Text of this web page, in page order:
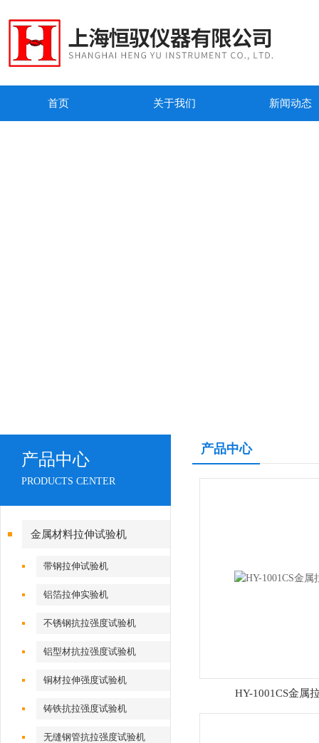
首页 关于我们 新闻动态
产品中心
PRODUCTS CENTER
金属材料拉伸试验机
带钢拉伸试验机
铝箔拉伸实验机
不锈钢抗拉强度试验机
铝型材抗拉强度试验机
铜材拉伸强度试验机
铸铁抗拉强度试验机
无缝钢管抗拉强度试验机
产品中心
HY-1001CS金属